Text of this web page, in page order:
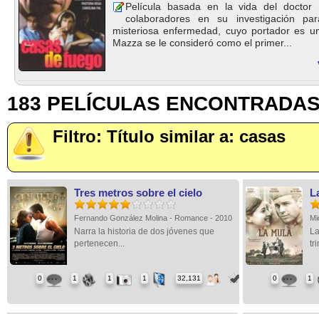
Película basada en la vida del
colaboradores en su investigación
misteriosa enfermedad, cuyo portador es
Mazza se le consideró como el primer...
183 PELÍCULAS
Filtro: Título similar a: casas
Tres metros sobre el cielo
Fernando González Molina - Romance - 2010
Narra la historia de dos jóvenes que
pertenecen...
0 1 1 1 32,131 0 1